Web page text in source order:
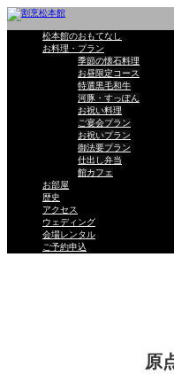
松本館のおもてなし
お料理・プラン
季節の懐石料理
お昼限定コース
特選黒毛和牛
河豚・すっぽん
お祝い料理
ご宴会プラン
お祝いプラン
御法要プラン
仕出し弁当
館カフェ
お部屋
歴史
アクセス
ウェディング
会場レンタル
ご予約申込
原